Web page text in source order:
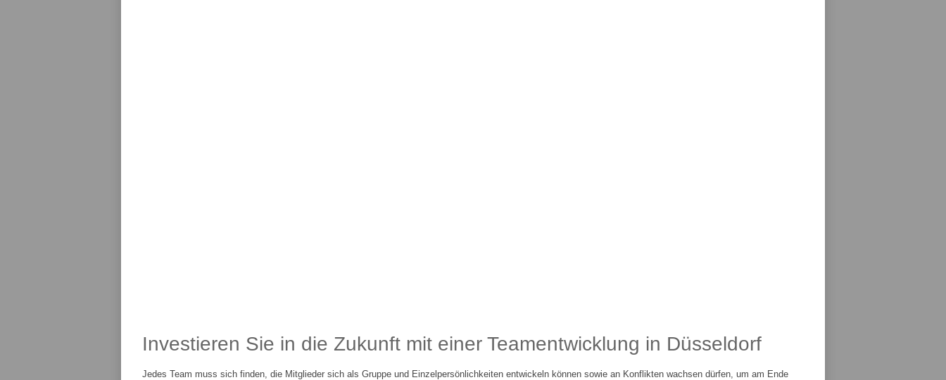
Investieren Sie in die Zukunft mit einer Teamentwicklung in Düsseldorf
Jedes Team muss sich finden, die Mitglieder sich als Gruppe und Einzelpersönlichkeiten entwickeln können sowie an Konflikten wachsen dürfen, um am Ende